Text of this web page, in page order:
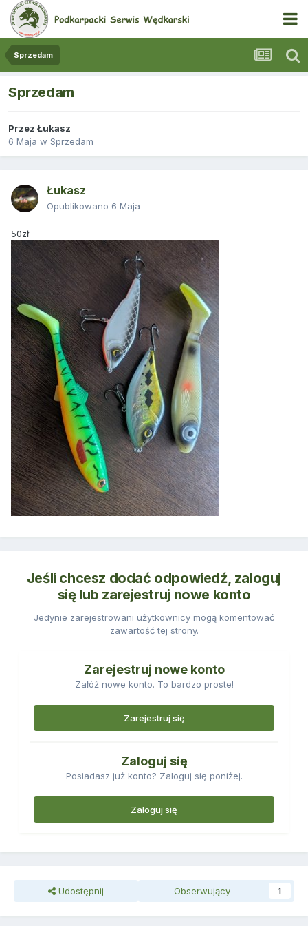
Sprzedam
Sprzedam
Przez Łukasz
6 Maja w Sprzedam
Łukasz
Opublikowano 6 Maja
50zł
Jeśli chcesz dodać odpowiedź, zaloguj
się lub zarejestruj nowe konto
Jedynie zarejestrowani użytkownicy mogą komentować
zawartość tej strony.
Zarejestruj nowe konto
Załóż nowe konto. To bardzo proste!
Zarejestruj się
Zaloguj się
Posiadasz już konto? Zaloguj się poniżej.
Zaloguj się
Udostępnij Obserwujący 1